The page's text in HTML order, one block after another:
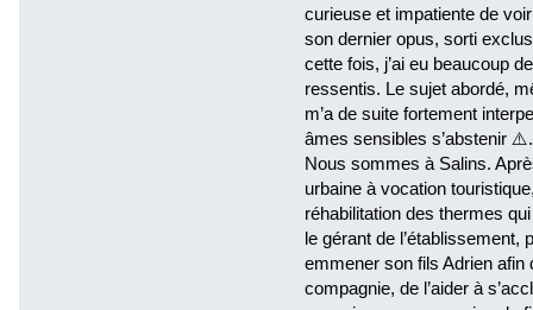
curieuse et impatiente de
son dernier opus, sorti
cette fois, j’ai eu beaucoup
ressentis. Le sujet abordé,
m’a de suite fortement
âmes sensibles s’abstenir ⚠️.
Nous sommes à Salins.
urbaine à vocation
réhabilitation des thermes
le gérant de l’établissement,
emmener son fils Adrien
compagnie, de l’aider à